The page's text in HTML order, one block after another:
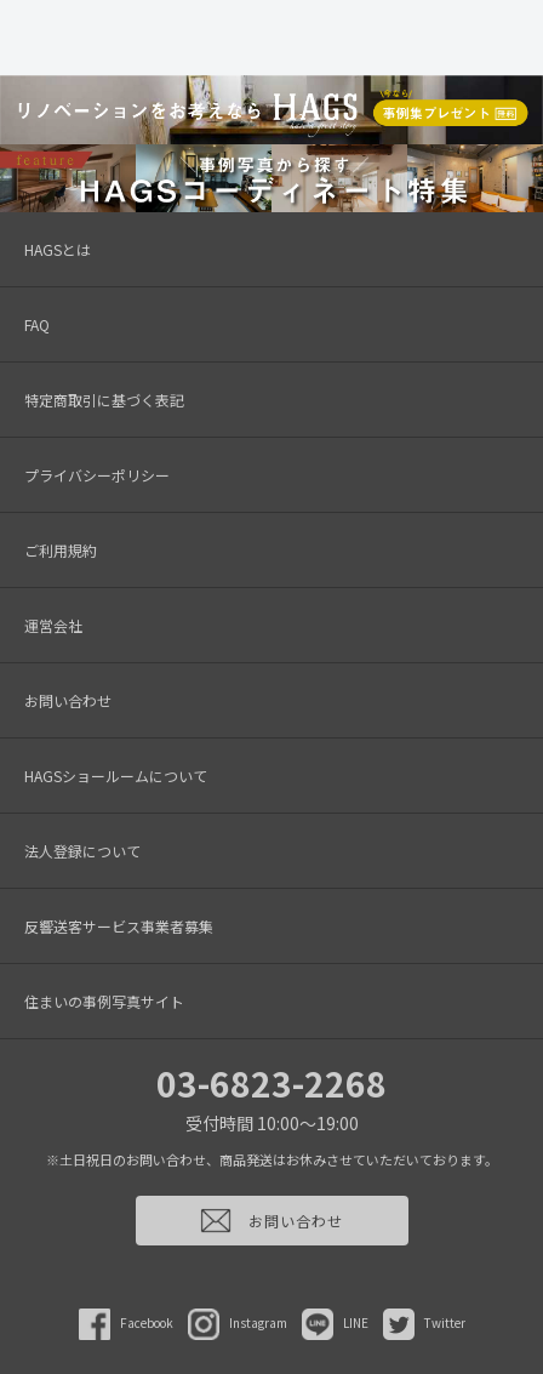
HAGSとは
FAQ
特定商取引に基づく表記
プライバシーポリシー
ご利用規約
運営会社
お問い合わせ
HAGSショールームについて
法人登録について
反響送客サービス事業者募集
住まいの事例写真サイト
03-6823-2268
受付時間 10:00～19:00
※土日祝日のお問い合わせ、商品発送はお休みさせていただいております。
お問い合わせ
Facebook Instagram LINE Twitter